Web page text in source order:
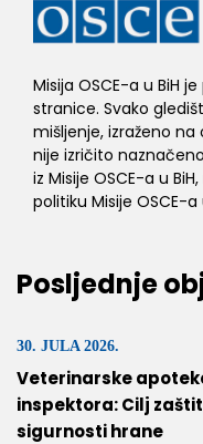
Misija OSCE-a u BiH
stranice. Svako
mišljenje, izraženo
nije izričito
iz Misije OSCE-a u
politiku Misije OSCE-a
Posljednje
30. JULA 2026.
Veterinarske
inspektora: Cilj
sigurnosti hrane